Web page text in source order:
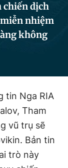
cáo
chiến dịch
miễn nhiệm
không
tin Nga RIA
Tham
vũ trụ sẽ
Bản tin
trò này